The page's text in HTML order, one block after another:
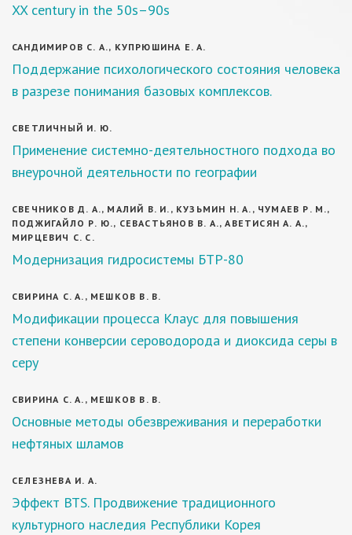
XX century in the 50s–90s
САНДИМИРОВ С. А., КУПРЮШИНА Е. А.
Поддержание психологического состояния человека
в разрезе понимания базовых комплексов.
СВЕТЛИЧНЫЙ И. Ю.
Применение системно-деятельностного подхода во
внеурочной деятельности по географии
СВЕЧНИКОВ Д. А., МАЛИЙ В. И., КУЗЬМИН Н. А., ЧУМАЕВ Р. М.,
ПОДЖИГАЙЛО Р. Ю., СЕВАСТЬЯНОВ В. А., АВЕТИСЯН А. А.,
МИРЦЕВИЧ С. С.
Модернизация гидросистемы БТР-80
СВИРИНА С. А., МЕШКОВ В. В.
Модификации процесса Клаус для повышения
степени конверсии сероводорода и диоксида серы в
серу
СВИРИНА С. А., МЕШКОВ В. В.
Основные методы обезвреживания и переработки
нефтяных шламов
СЕЛЕЗНЕВА И. А.
Эффект BTS. Продвижение традиционного
культурного наследия Республики Корея